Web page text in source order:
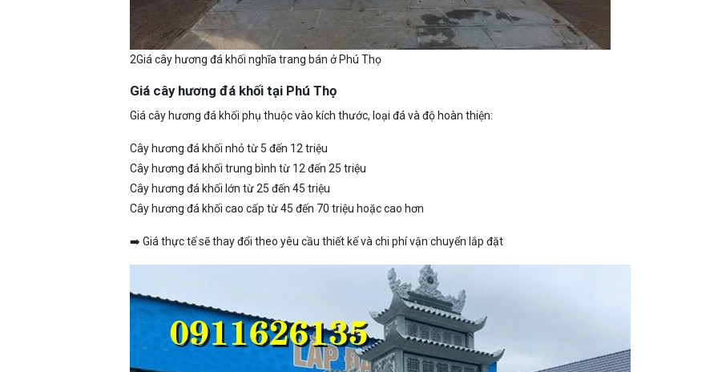
2Giá cây hương đá khối nghĩa trang bán ở Phú Thọ
Giá cây hương đá khối tại Phú Thọ
Giá cây hương đá khối phụ thuộc vào kích thước, loại đá và độ hoàn thiện:
Cây hương đá khối nhỏ từ 5 đến 12 triệu
Cây hương đá khối trung bình từ 12 đến 25 triệu
Cây hương đá khối lớn từ 25 đến 45 triệu
Cây hương đá khối cao cấp từ 45 đến 70 triệu hoặc cao hơn
➡️ Giá thực tế sẽ thay đổi theo yêu cầu thiết kế và chi phí vận chuyển lắp đặt